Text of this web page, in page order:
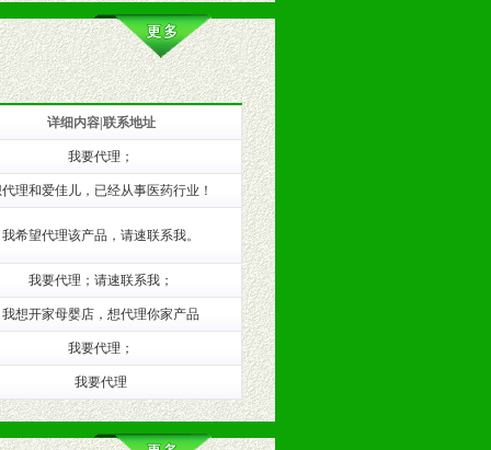
。
详细内容|联系地址
我要代理；
理和爱佳儿，已经从事医药行业！
我希望代理该产品，请速联系我。
我要代理；请速联系我；
我想开家母婴店，想代理你家产品
我要代理；
我要代理